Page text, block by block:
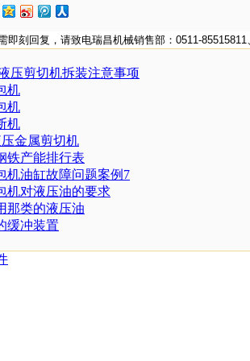
需即刻回复，请致电瑞昌机械销售部：0511-
压剪切机拆装注意事项
机
机
机
金属剪切机
铁产能排行表
机油缸故障问题案例7
机对液压油的要求
那类的液压油
缓冲装置